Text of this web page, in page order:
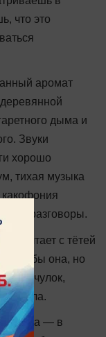
что это
аромат
дыма и
Звуки
хорошо
тихая музыка
какофония
разговоры.
болтает с тётей
как бы она, но
— в